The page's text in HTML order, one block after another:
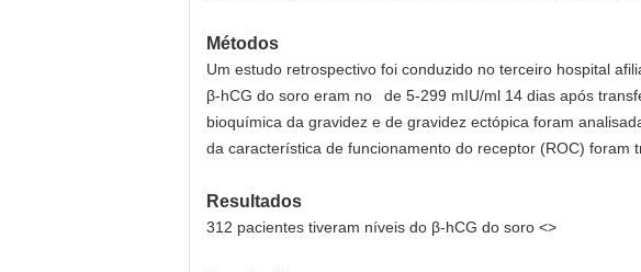
Métodos
Um estudo retrospectivo foi conduzido no terceiro hospital
β-hCG do soro eram no de 5-299 mIU/ml 14 dias após
bioquímica da gravidez e de gravidez ectópica foram
da característica de funcionamento do receptor (ROC) foram
Resultados
312 pacientes tiveram níveis do β-hCG do soro <>